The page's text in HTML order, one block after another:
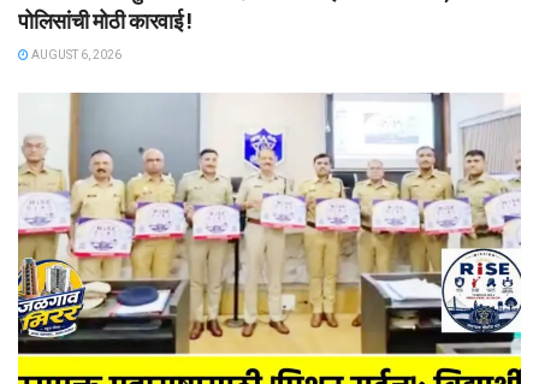
पोलिसांची मोठी कारवाई !
AUGUST 6, 2026